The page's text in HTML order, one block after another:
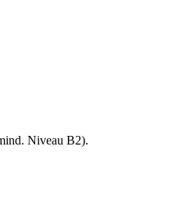
Niveau B2).